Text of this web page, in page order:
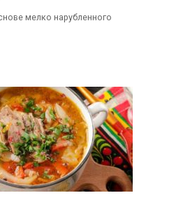
мелко нарубленного